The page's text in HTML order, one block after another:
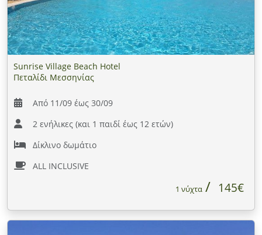
Sunrise Village Beach Hotel
Πεταλίδι Μεσσηνίας
Από 11/09 έως 30/09
2 ενήλικες (και 1 παιδί έως 12 ετών)
Δίκλινο δωμάτιο
ALL INCLUSIVE
1 νύχτα 145€